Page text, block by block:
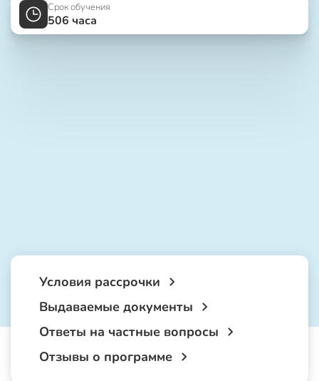
Срок обучения
506 часа
Условия рассрочки
Выдаваемые документы
Ответы на частные вопросы
Отзывы о программе